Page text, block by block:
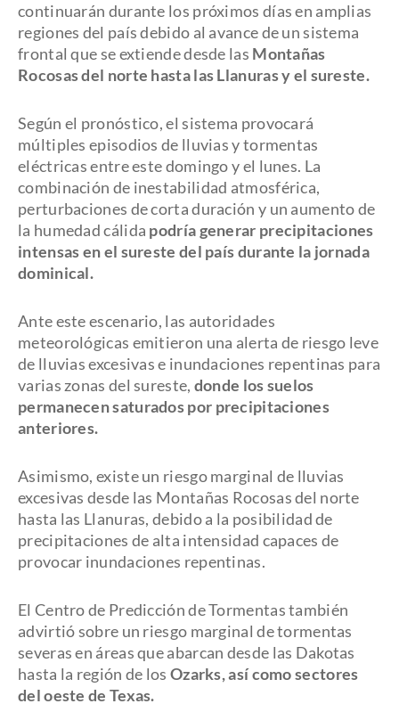
continuarán durante los próximos días en amplias
regiones del país debido al avance de un sistema
frontal que se extiende desde las Montañas
Rocosas del norte hasta las Llanuras y el sureste.
Según el pronóstico, el sistema provocará
múltiples episodios de lluvias y tormentas
eléctricas entre este domingo y el lunes. La
combinación de inestabilidad atmosférica,
perturbaciones de corta duración y un aumento de
la humedad cálida podría generar precipitaciones
intensas en el sureste del país durante la jornada
dominical.
Ante este escenario, las autoridades
meteorológicas emitieron una alerta de riesgo leve
de lluvias excesivas e inundaciones repentinas para
varias zonas del sureste, donde los suelos
permanecen saturados por precipitaciones
anteriores.
Asimismo, existe un riesgo marginal de lluvias
excesivas desde las Montañas Rocosas del norte
hasta las Llanuras, debido a la posibilidad de
precipitaciones de alta intensidad capaces de
provocar inundaciones repentinas.
El Centro de Predicción de Tormentas también
advirtió sobre un riesgo marginal de tormentas
severas en áreas que abarcan desde las Dakotas
hasta la región de los Ozarks, así como sectores
del oeste de Texas.